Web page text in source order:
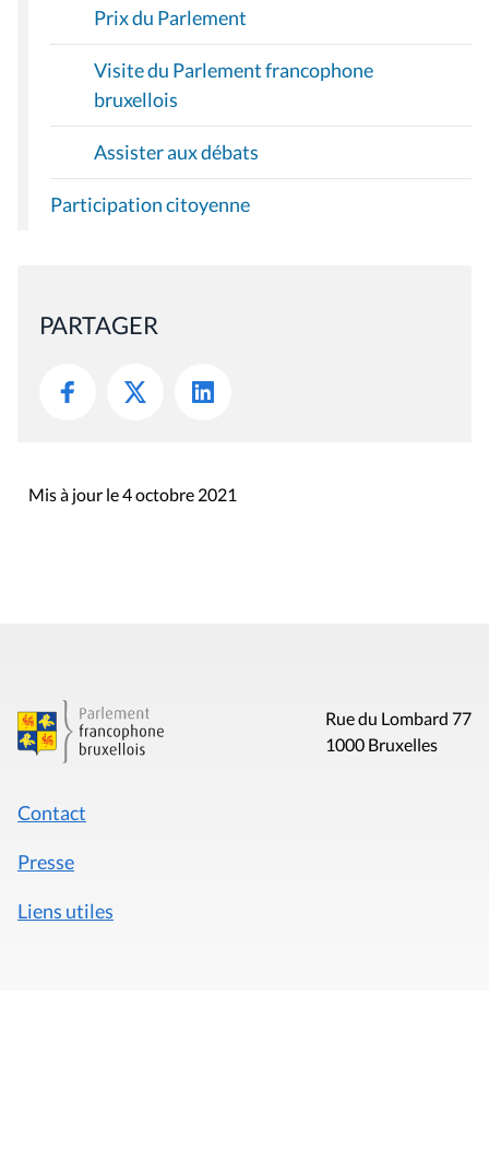
Prix du Parlement
Visite du Parlement francophone
bruxellois
Assister aux débats
Participation citoyenne
PARTAGER
Mis à jour le 4 octobre 2021
Rue du Lombard 77
1000 Bruxelles
Contact
Presse
Liens utiles